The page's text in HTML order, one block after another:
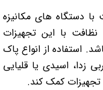
با دستگاه های مکانیزه
نظافت با این تجهیزات
استفاده از انواع پاک
زدا، اسیدی یا قلیایی
کمک کند.